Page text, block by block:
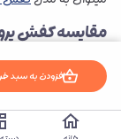
مقایسهکفش
در مقایسه با بسیاری
تمرکز دارند، این
بهره می‌برد. بسیاری
فرسودگی می‌شوند،
افزودن به سبد